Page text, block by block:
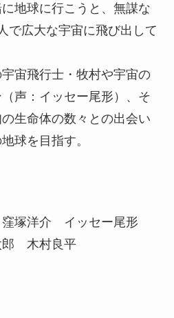
地球に行こうと、無謀な
で広大な宇宙に飛び出して
宙飛行士・牧村や宇宙の
声：イッセー尾形）、そ
生命体の数々との出会い
球を目指す。
塚洋介 イッセー尾形
郎 木村良平